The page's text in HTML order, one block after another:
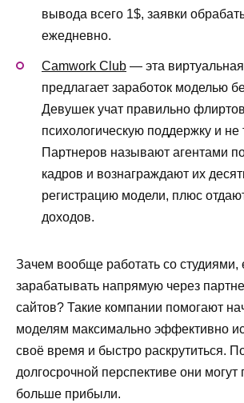
вывода всего 1$, заявки
ежедневно.
Camwork Club — эта виртуальная
предлагает заработок моделью
Девушек учат правильно
психологическую поддержку и не
Партнеров называют агентами
кадров и вознаграждают их
регистрацию модели, плюс
доходов.
Зачем вообще работать со
зарабатывать напрямую через
сайтов? Такие компании помогают
моделям максимально эффективно
своё время и быстро раскрутиться.
долгосрочной перспективе они могут
больше прибыли.